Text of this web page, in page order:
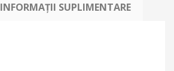
INFORMAȚII SUPLIMENTARE